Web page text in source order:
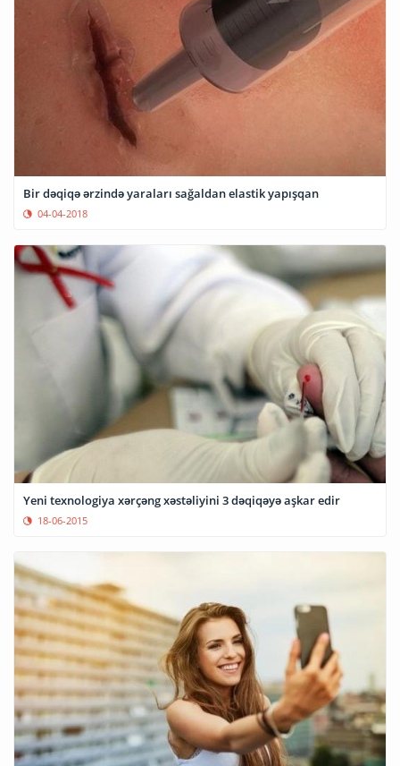
Bir dəqiqə ərzində yaraları sağaldan elastik yapışqan
04-04-2018
Yeni texnologiya xərçəng xəstəliyini 3 dəqiqəyə aşkar edir
18-06-2015